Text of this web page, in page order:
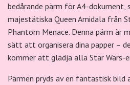
bedårande pärm för A4-dokument,
majestätiska Queen Amidala från
Phantom Menace. Denna pärm är
sätt att organisera dina papper –
kommer att glädja alla Star Wars-
Pärmen pryds av en fantastisk bild